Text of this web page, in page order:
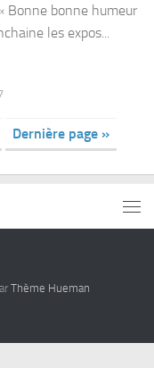
Bonne bonne humeur
les expos...
Dernière page »
Thème Hueman